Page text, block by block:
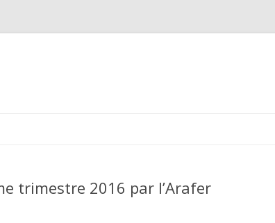
trimestre 2016 par l’Arafer